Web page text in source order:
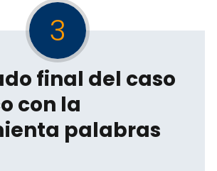
3
final del caso
con la
palabras